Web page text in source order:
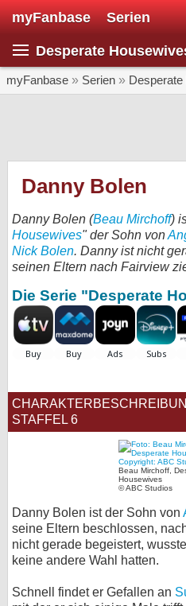
myFanbase Serien
Desperate
myFanbase » Serien »
Danny Bolen
Danny Bolen (Beau Mirchoff)
Housewives" der Sohn von
Nick Bolen. Danny ist nicht
seinen Eltern nach Fairview
Die Serie "Desperate
STAFFEL 6
Beau Mirchoff,
Housewives
© ABC Studios
Danny Bolen ist der Sohn von
seine Eltern beschlossen,
nicht gerade begeistert,
keine andere Wahl hatten.
Schnell findet er Gefallen an
bei